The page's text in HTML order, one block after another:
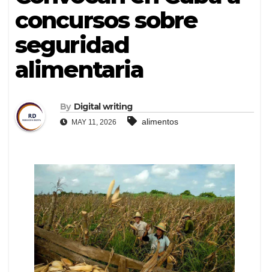
concursos sobre
seguridad
alimentaria
By Digital writing
MAY 11, 2026 alimentos